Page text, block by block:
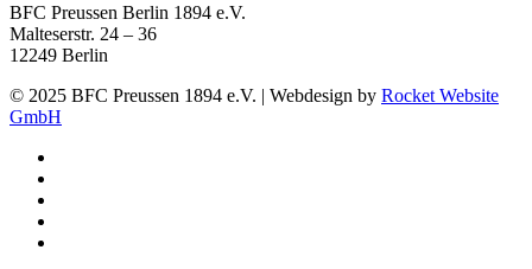
BFC Preussen Berlin 1894 e.V.
Malteserstr. 24 – 36
12249 Berlin
© 2025 BFC Preussen 1894 e.V. | Webdesign by Rocket Website
GmbH